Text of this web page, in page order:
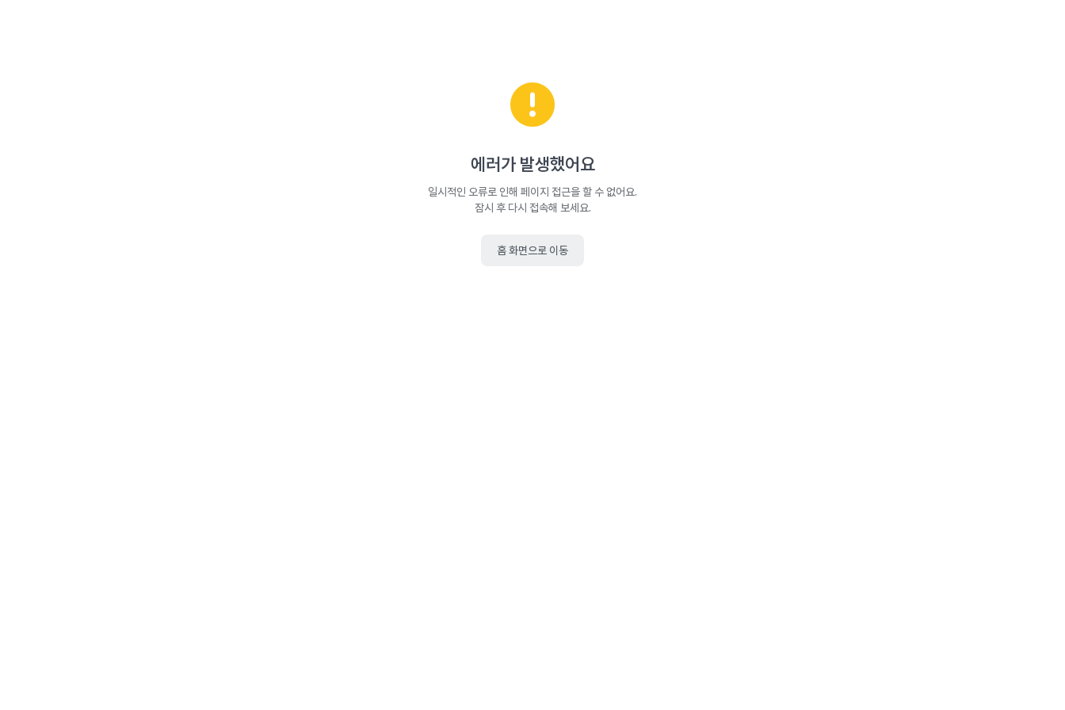
에러가 발생했어요
일시적인 오류로 인해 페이지 접근을 할 수 없어요.
잠시 후 다시 접속해 보세요.
홈 화면으로 이동